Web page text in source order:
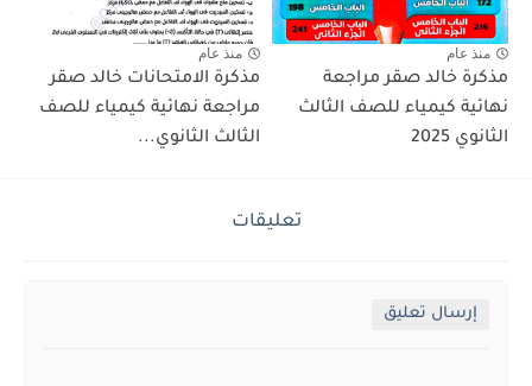
منذ عام
مذكرة خالد صقر مراجعة
نهائية كيمياء للصف الثالث
الثانوي 2025
منذ عام
مذكرة الامتحانات خالد صقر
مراجعة نهائية كيمياء للصف
الثالث الثانوي...
تعليقات
إرسال تعليق